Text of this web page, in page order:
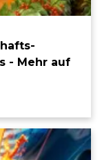
- Mehr auf